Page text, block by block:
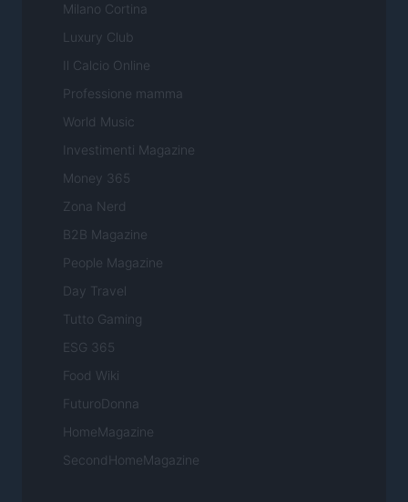
Milano Cortina
Luxury Club
Il Calcio Online
Professione mamma
World Music
Investimenti Magazine
Money 365
Zona Nerd
B2B Magazine
People Magazine
Day Travel
Tutto Gaming
ESG 365
Food Wiki
FuturoDonna
HomeMagazine
SecondHomeMagazine